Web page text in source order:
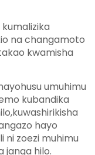
na changamoto
kwamisha
umuhimu
kubandika
hayo
ni zoezi muhimu
janga hilo.